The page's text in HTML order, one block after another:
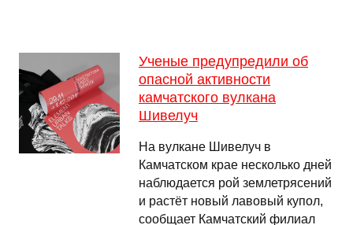
Ученые предупредили об
опасной активности
камчатского вулкана
Шивелуч
На вулкане Шивелуч в
Камчатском крае несколько дней
наблюдается рой землетрясений
и растёт новый лавовый купол,
сообщает Камчатский филиал